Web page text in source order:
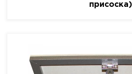
присоска)